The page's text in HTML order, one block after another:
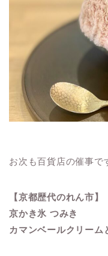
お次も百貨店の催事で
【京都歴代のれん市】
京かき氷 つみき
カマンベールクリーム